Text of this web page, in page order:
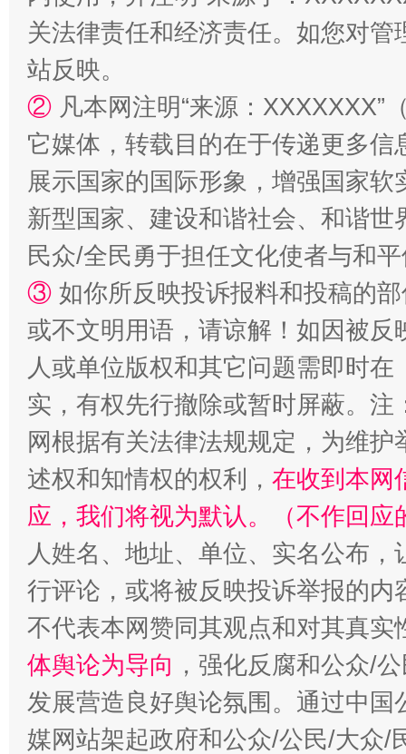
漫山遍野的桃花与雪山、麦地、白藏房 除
招工难、用工荒背后
关法律责任和经济责任。如您对
站反映。
② 凡本网注明“来源：
它媒体，转载目的在于传递更多
展示国家的国际形象，增强国家
新型国家、建设和谐社会、和谐
民众/全民勇于担任文化使者与和
③ 如你所反映投诉报料和投稿的
或不文明用语，请谅解！如因被
人或单位版权和其它问题需即时在
实，有权先行撤除或暂时屏蔽。
网根据有关法律法规规定，为维
述权和知情权的权利， 在收到本网
应，我们将视为默认。（不作回应
人姓名、地址、单位、实名公布
行评论，或将被反映投诉举报的
不代表本网赞同其观点和对其真实
体舆论为导向 ，强化反腐和公众/
发展营造良好舆论氛围。通过中
媒网站架起政府和公众/公民/大众/